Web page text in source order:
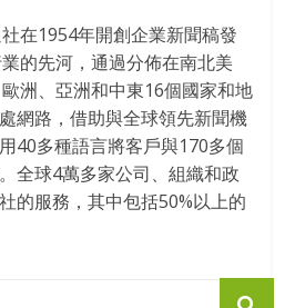
在1954年開創企業新聞稿發
的先河，通過分佈在南北美
洲、亞洲和中東16個國家和地
網路，借助與全球領先新聞機
40多種語言將客戶與170多個
全球4萬多家公司、組織和政
的服務，其中包括50%以上的